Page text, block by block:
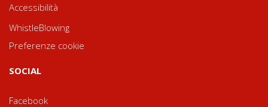
Accessibilità
WhistleBlowing
Preferenze cookie
SOCIAL
Facebook